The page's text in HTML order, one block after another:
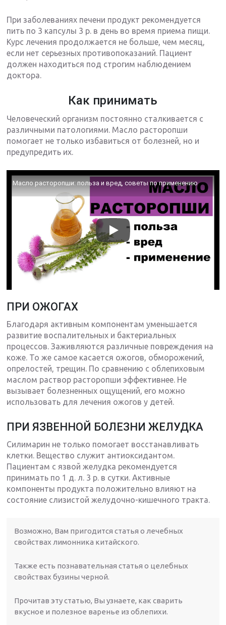
При заболеваниях печени продукт рекомендуется
пить по 3 капсулы 3 р. в день во время приема пищи.
Курс лечения продолжается не больше, чем месяц,
если нет серьезных противопоказаний. Пациент
должен находиться под строгим наблюдением
доктора.
Как принимать
Человеческий организм постоянно сталкивается с
различными патологиями. Масло расторопши
помогает не только избавиться от болезней, но и
предупредить их.
Масло расторопши: польза и вред, советы по применению
ПРИ ОЖОГАХ
Благодаря активным компонентам уменьшается
развитие воспалительных и бактериальных
процессов. Заживляются различные повреждения на
коже. То же самое касается ожогов, обморожений,
опрелостей, трещин. По сравнению с облепиховым
маслом раствор расторопши эффективнее. Не
вызывает болезненных ощущений, его можно
использовать для лечения ожогов у детей.
ПРИ ЯЗВЕННОЙ БОЛЕЗНИ ЖЕЛУДКА
Силимарин не только помогает восстанавливать
клетки. Вещество служит антиоксидантом.
Пациентам с язвой желудка рекомендуется
принимать по 1 д. л. 3 р. в сутки. Активные
компоненты продукта положительно влияют на
состояние слизистой желудочно-кишечного тракта.
Возможно, Вам пригодится статья о лечебных
свойствах лимонника китайского.
Также есть познавательная статья о целебных
свойствах бузины черной.
Прочитав эту статью, Вы узнаете, как сварить
вкусное и полезное варенье из облепихи.